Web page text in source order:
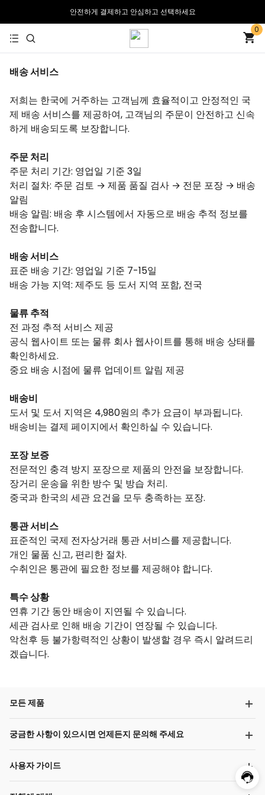
안전하게 결제하고 안심하고 선택하세요
30일 무료 반품 및 교환
0
배송 서비스
저희는 한국에 거주하는 고객님께 효율적이고 안정적인 국
제 배송 서비스를 제공하여, 고객님의 주문이 안전하고 신속
하게 배송되도록 보장합니다.
주문 처리
주문 처리 기간: 영업일 기준 3일
처리 절차: 주문 검토 → 제품 품질 검사 → 전문 포장 → 배송
알림
배송 알림: 배송 후 시스템에서 자동으로 배송 추적 정보를
전송합니다.
배송 서비스
표준 배송 기간: 영업일 기준 7-15일
배송 가능 지역: 제주도 등 도서 지역 포함, 전국
물류 추적
전 과정 추적 서비스 제공
공식 웹사이트 또는 물류 회사 웹사이트를 통해 배송 상태를
확인하세요.
중요 배송 시점에 물류 업데이트 알림 제공
배송비
도서 및 도서 지역은 4,980원의 추가 요금이 부과됩니다.
배송비는 결제 페이지에서 확인하실 수 있습니다.
포장 보증
전문적인 충격 방지 포장으로 제품의 안전을 보장합니다.
장거리 운송을 위한 방수 및 방습 처리.
중국과 한국의 세관 요건을 모두 충족하는 포장.
통관 서비스
표준적인 국제 전자상거래 통관 서비스를 제공합니다.
개인 물품 신고, 편리한 절차.
수취인은 통관에 필요한 정보를 제공해야 합니다.
특수 상황
연휴 기간 동안 배송이 지연될 수 있습니다.
세관 검사로 인해 배송 기간이 연장될 수 있습니다.
악천후 등 불가항력적인 상황이 발생할 경우 즉시 알려드리
겠습니다.
모든 제품
궁금한 사항이 있으시면 언제든지 문의해 주세요
사용자 가이드